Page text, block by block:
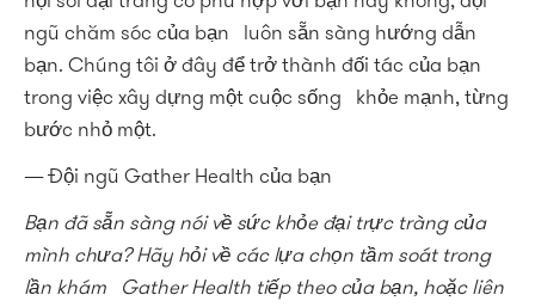
ngũ chăm sóc của bạn luôn sẵn sàng hướng dẫn
bạn. Chúng tôi ở đây để trở thành đối tác của bạn
trong việc xây dựng một cuộc sống khỏe mạnh, từng
bước nhỏ một.
— Đội ngũ Gather Health của bạn
Bạn đã sẵn sàng nói về sức khỏe đại trực tràng của
mình chưa? Hãy hỏi về các lựa chọn tầm soát trong
lần khám Gather Health tiếp theo của bạn, hoặc liên